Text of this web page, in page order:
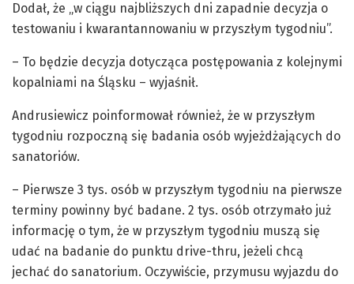
Dodał, że „w ciągu najbliższych dni zapadnie decyzja o
testowaniu i kwarantannowaniu w przyszłym tygodniu”.
– To będzie decyzja dotycząca postępowania z kolejnymi
kopalniami na Śląsku – wyjaśnił.
Andrusiewicz poinformował również, że w przyszłym
tygodniu rozpoczną się badania osób wyjeżdżających do
sanatoriów.
– Pierwsze 3 tys. osób w przyszłym tygodniu na pierwsze
terminy powinny być badane. 2 tys. osób otrzymało już
informację o tym, że w przyszłym tygodniu muszą się
udać na badanie do punktu drive-thru, jeżeli chcą
jechać do sanatorium. Oczywiście, przymusu wyjazdu do